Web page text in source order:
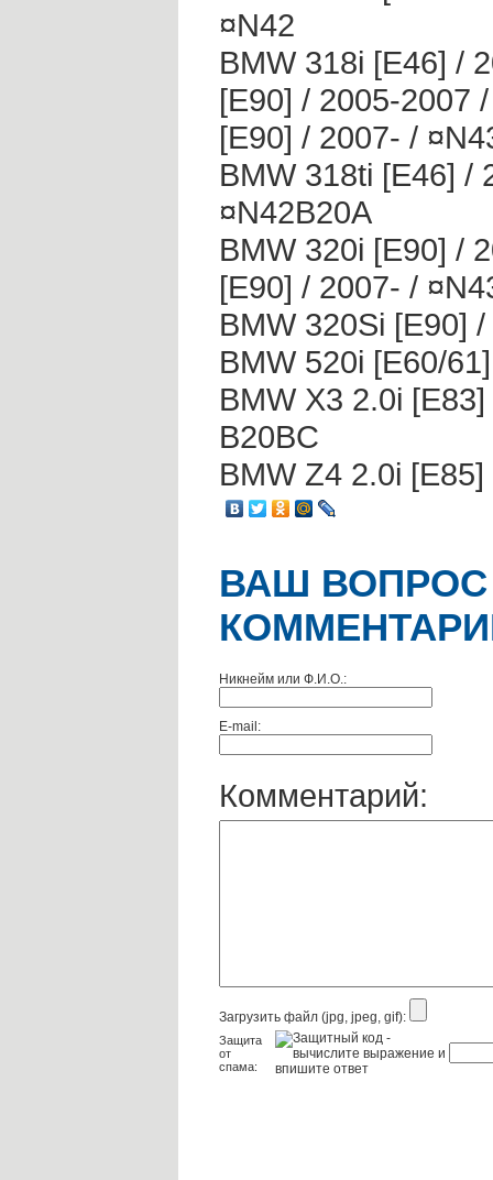
¤N42
BMW 318i [E46] /
[E90] / 2005-2007
[E90] / 2007- /
BMW 318ti [E46] /
¤N42B20A
BMW 320i [E90] /
[E90] / 2007- /
BMW 320Si [E90]
BMW 520i [E60/
BMW X3 2.0i
B20BC
BMW Z4 2.0i
ВАШ
Никнейм или Ф.И.О.:
E-mail:
Комментарий:
Загрузить файл (jpg, jpeg, gif):
Защита
от
спама: